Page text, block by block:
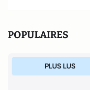
POPULAIRES
PLUS LUS